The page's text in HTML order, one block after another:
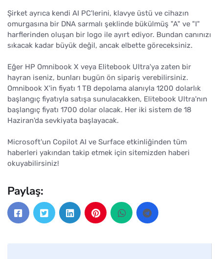
Şirket ayrıca kendi AI PC'lerini, klavye üstü ve cihazın
omurgasına bir DNA sarmalı şeklinde bükülmüş "A" ve "I"
harflerinden oluşan bir logo ile ayırt ediyor. Bundan canınızı
sıkacak kadar büyük değil, ancak elbette göreceksiniz.
Eğer HP Omnibook X veya Elitebook Ultra'ya zaten bir
hayran iseniz, bunları bugün ön sipariş verebilirsiniz.
Omnibook X'in fiyatı 1 TB depolama alanıyla 1200 dolarlık
başlangıç fiyatıyla satışa sunulacakken, Elitebook Ultra'nın
başlangıç fiyatı 1700 dolar olacak. Her iki sistem de 18
Haziran'da sevkiyata başlayacak.
Microsoft'un Copilot AI ve Surface etkinliğinden tüm
haberleri yakından takip etmek için sitemizden haberi
okuyabilirsiniz!
Paylaş: